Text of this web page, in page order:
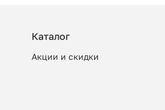
Каталог
Акции и скидки